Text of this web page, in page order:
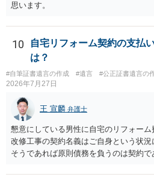
思います。
10
自宅リフォーム契約の支払
は？
#自筆証書遺言の作成 #遺言 #公正証書遺言の
2026年7月27日
王 宣麟 弁護士
懇意にしている男性に自宅のリフォーム
改修工事の契約名義はご自身という状
そうであれば原則債務を負うのは契約
ます。 入籍した場合でも、原則契約者